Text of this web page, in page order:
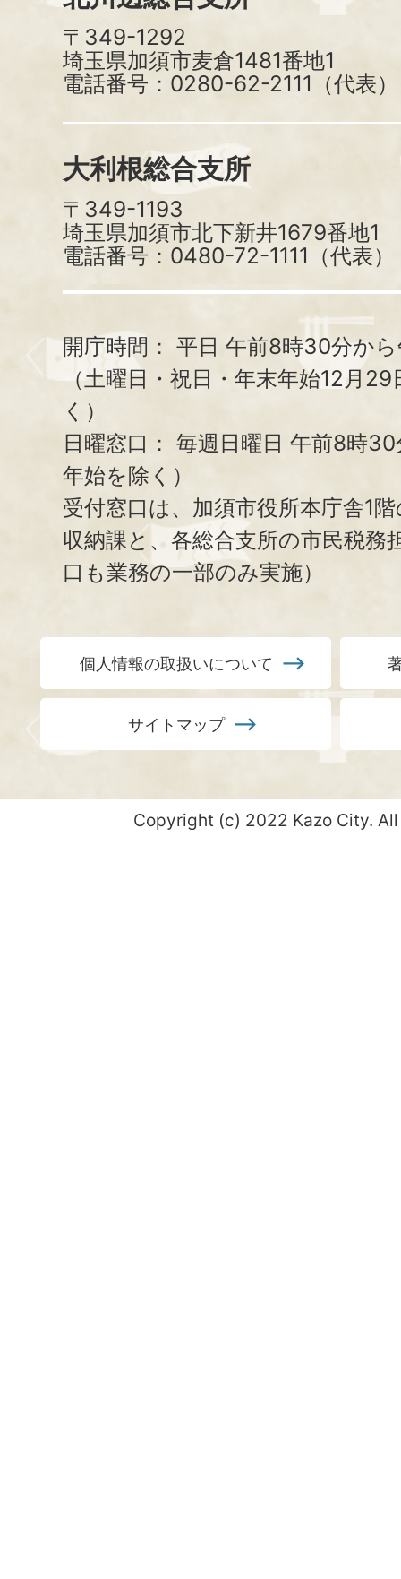
〒349-1292
埼玉県加須市麦倉1481番地1
電話番号：0280-62-2111（代表）
大利根総合支所
〒349-1193
埼玉県加須市北下新井1679番地1
電話番号：0480-72-1111（代表）
開庁時間： 平日 午前8時30分か
（土曜日・祝日・年末年始12月
く）
日曜窓口： 毎週日曜日 午前8時
年始を除く）
受付窓口は、加須市役所本庁舎1
収納課と、 各総合支所の市民税務
口も業務の一部のみ実施）
個人情報の取扱いについて
サイトマップ
Copyright (c) 2022 Kazo City.